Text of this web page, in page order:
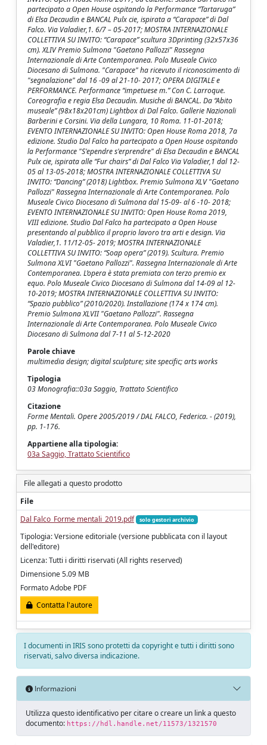
partecipato a Open House ospitando la Performance “Tartaruga”
di Elsa Decaudin e BANCAL Pulx cie, ispirata a “Carapace” di Dal
Falco. Via Valadier,1. 6/7 – 05-2017; MOSTRA INTERNAZIONALE
COLLETTIVA SU INVITO: “Carapace” scultura 3Dprinting (32x57x36
cm). XLIV Premio Sulmona "Gaetano Pallozzi" Rassegna
Internazionale di Arte Contemporanea. Polo Museale Civico
Diocesano di Sulmona. "Carapace" ha ricevuto il riconoscimento di
"segnalazione" dal 16 -09 al 21-10- 2017; OPERA DIGITALE e
PERFORMANCE. Performance “impetuese m.” Con C. Larroque.
Coreografia e regia Elsa Decaudin. Musiche di BANCAL. Da “Abito
museale” (98x18x201cm) Lightbox di Dal Falco. Gallerie Nazionali
Barberini e Corsini. Via della Lungara, 10 Roma. 11-01-2018;
EVENTO INTERNAZIONALE SU INVITO: Open House Roma 2018, 7a
edizione. Studio Dal Falco ha partecipato a Open House ospitando
la Performance "S'ependre s'erprendre" di Elsa Decaudin e BANCAL
Pulx cie, ispirata alle “Fur chairs” di Dal Falco Via Valadier,1 dal 12-
05 al 13-05-2018; MOSTRA INTERNAZIONALE COLLETTIVA SU
INVITO: “Dancing” (2018) Lightbox. Premio Sulmona XLV "Gaetano
Pallozzi" Rassegna Internazionale di Arte Contemporanea. Polo
Museale Civico Diocesano di Sulmona dal 15-09- al 6 -10- 2018;
EVENTO INTERNAZIONALE SU INVITO: Open House Roma 2019,
VIII edizione. Studio Dal Falco ha partecipato a Open House
presentando al pubblico il proprio lavoro tra arti e design. Via
Valadier,1. 11/12-05- 2019; MOSTRA INTERNAZIONALE
COLLETTIVA SU INVITO: “Soap opera” (2019). Scultura. Premio
Sulmona XLVI "Gaetano Pallozzi". Rassegna Internazionale di Arte
Contemporanea. L’opera è stata premiata con terzo premio ex
equo. Polo Museale Civico Diocesano di Sulmona dal 14-09 al 12-
10-2019; MOSTRA INTERNAZIONALE COLLETTIVA SU INVITO:
“Spazio pubblico” (2010/2020). Installazione (174 x 174 cm).
Premio Sulmona XLVII "Gaetano Pallozzi". Rassegna
Internazionale di Arte Contemporanea. Polo Museale Civico
Diocesano di Sulmona dal 7-11 al 5-12-2020
Parole chiave
multimedia design; digital sculpture; site specific; arts works
Tipologia
03 Monografia::03a Saggio, Trattato Scientifico
Citazione
Forme Mentali. Opere 2005/2019 / DAL FALCO, Federica. - (2019),
pp. 1-176.
Appartiene alla tipologia:
03a Saggio, Trattato Scientifico
File allegati a questo prodotto
File
Dal Falco_Forme mentali_2019.pdf
solo gestori archivio
Tipologia: Versione editoriale (versione pubblicata con il layout
dell'editore)
Licenza: Tutti i diritti riservati (All rights reserved)
Dimensione 5.09 MB
Formato Adobe PDF
Contatta l'autore
I documenti in IRIS sono protetti da copyright e tutti i diritti sono
riservati, salvo diversa indicazione.
Informazioni
Utilizza questo identificativo per citare o creare un link a questo
documento: https://hdl.handle.net/11573/1321570